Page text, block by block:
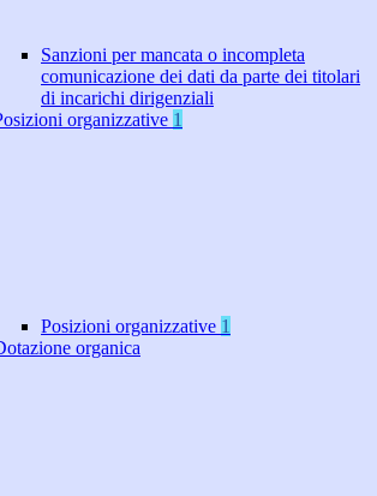
Sanzioni per mancata o incompleta
comunicazione dei dati da parte dei titolari
di incarichi dirigenziali
organizzative 1
Posizioni organizzative 1
organica